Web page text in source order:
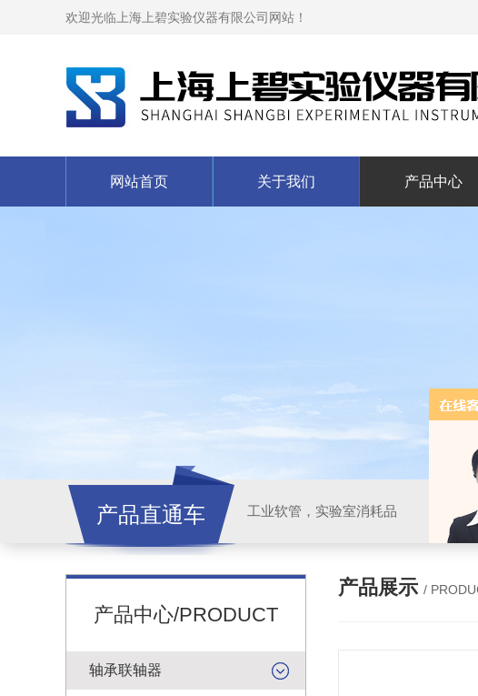
欢迎光临上海上碧实验仪器有限公司网站！
网站首页 关于我们 产品中心
产品直通车 工业软管，实验室消耗品
产品中心/PRODUCT
轴承联轴器
产品展示 /